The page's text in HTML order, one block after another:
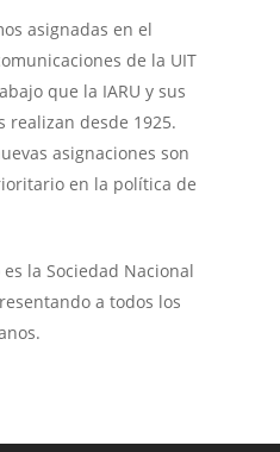
asignadas en el
de la UIT
que la IARU y sus
realizan desde 1925.
asignaciones son
en la política de
la Sociedad Nacional
a todos los